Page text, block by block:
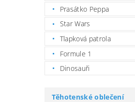
Prasátko Peppa
Star Wars
Tlapková patrola
Formule 1
Dinosauři
Těhotenské oblečení